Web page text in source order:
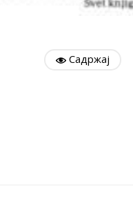
Садржај